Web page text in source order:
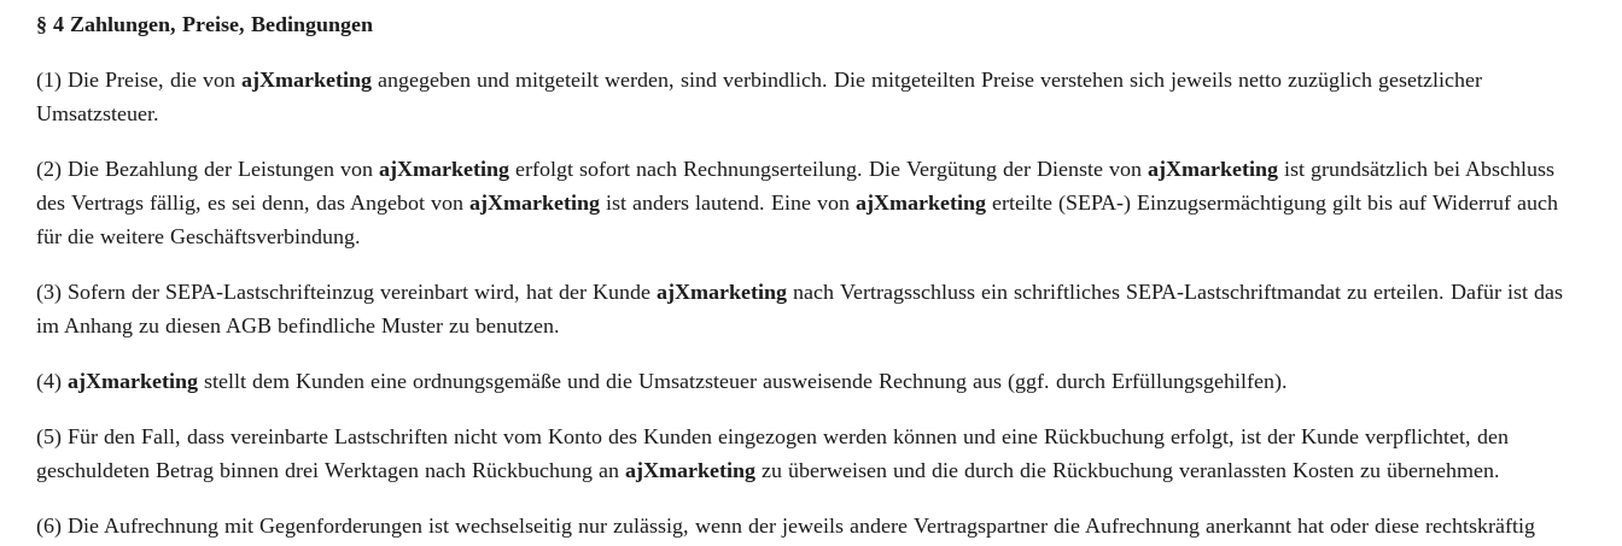
§ 4 Zahlungen, Preise, Bedingungen
(1) Die Preise, die von ajXmarketing angegeben und mitgeteilt werden, sind verbindlich. Die mitgeteilten Preise verstehen sich jeweils netto zuzüglich gesetzlicher
Umsatzsteuer.
(2) Die Bezahlung der Leistungen von ajXmarketing erfolgt sofort nach Rechnungserteilung. Die Vergütung der Dienste von ajXmarketing ist grundsätzlich bei Abschluss
des Vertrags fällig, es sei denn, das Angebot von ajXmarketing ist anders lautend. Eine von ajXmarketing erteilte (SEPA-) Einzugsermächtigung gilt bis auf Widerruf auch
für die weitere Geschäftsverbindung.
(3) Sofern der SEPA-Lastschrifteinzug vereinbart wird, hat der Kunde ajXmarketing nach Vertragsschluss ein schriftliches SEPA-Lastschriftmandat zu erteilen. Dafür ist das
im Anhang zu diesen AGB befindliche Muster zu benutzen.
(4) ajXmarketing stellt dem Kunden eine ordnungsgemäße und die Umsatzsteuer ausweisende Rechnung aus (ggf. durch Erfüllungsgehilfen).
(5) Für den Fall, dass vereinbarte Lastschriften nicht vom Konto des Kunden eingezogen werden können und eine Rückbuchung erfolgt, ist der Kunde verpflichtet, den
geschuldeten Betrag binnen drei Werktagen nach Rückbuchung an ajXmarketing zu überweisen und die durch die Rückbuchung veranlassten Kosten zu übernehmen.
(6) Die Aufrechnung mit Gegenforderungen ist wechselseitig nur zulässig, wenn der jeweils andere Vertragspartner die Aufrechnung anerkannt hat oder diese rechtskräftig